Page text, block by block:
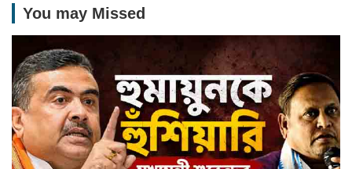
You may Missed